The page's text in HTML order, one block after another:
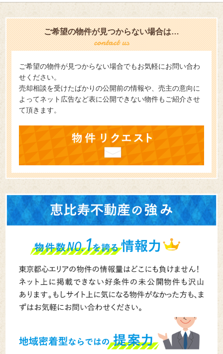
ご希望の物件が見つからない場合は…
ご希望の物件が見つからない場合でもお気軽にお問い合わ
せください。
売却相談を受けたばかりの公開前の情報や、売主の意向に
よってネット広告など表に公開できない物件もご紹介させ
て頂きます。